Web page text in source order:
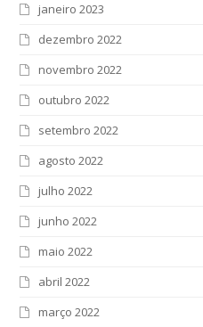
janeiro 2023
dezembro 2022
novembro 2022
outubro 2022
setembro 2022
agosto 2022
julho 2022
junho 2022
maio 2022
abril 2022
março 2022